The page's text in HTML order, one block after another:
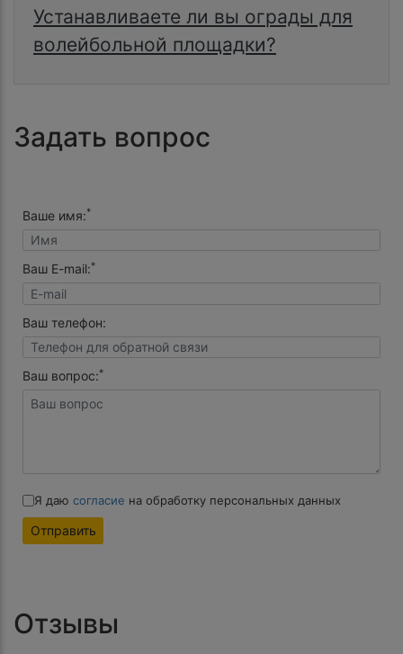
Устанавливаете ли вы ограды для
волейбольной площадки?
Задать вопрос
Ваше имя:*
Ваш E-mail:*
Ваш телефон:
Ваш вопрос:*
Я даю согласие на обработку персональных данных
Отправить
Отзывы